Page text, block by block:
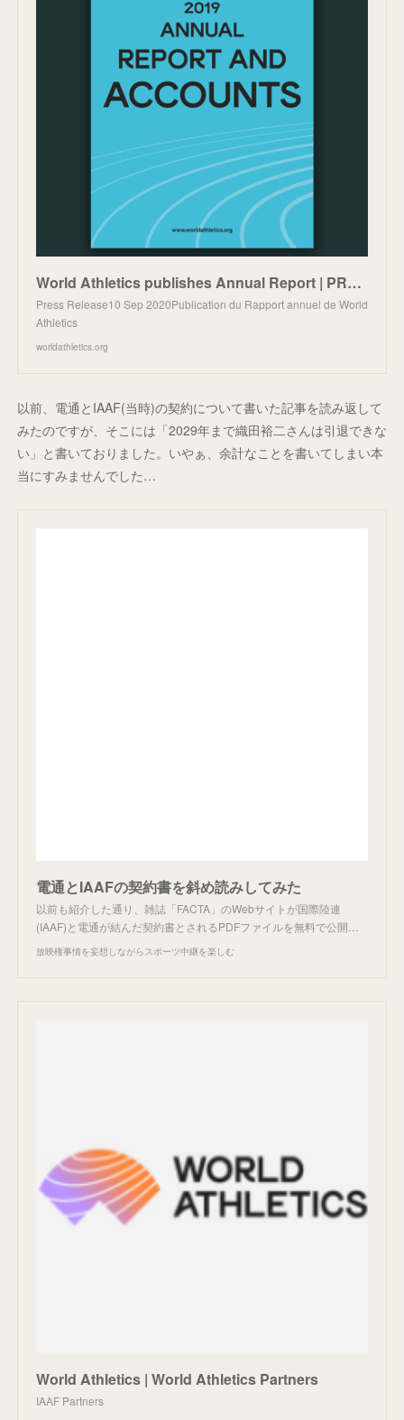
World Athletics publishes Annual Report | PRESS-RELEASE | World Athletics
Press Release10 Sep 2020Publication du Rapport annuel de World
Athletics
worldathletics.org
以前、電通とIAAF(当時)の契約について書いた記事を読み返して
みたのですが、そこには「2029年まで織田裕二さんは引退できな
い」と書いておりました。いやぁ、余計なことを書いてしまい本
当にすみませんでした…
電通とIAAFの契約書を斜め読みしてみた
以前も紹介した通り、雑誌「FACTA」のWebサイトが国際陸連
(IAAF)と電通が結んだ契約書とされるPDFファイルを無料で公開…
放映権事情を妄想しながらスポーツ中継を楽しむ
World Athletics | World Athletics Partners
IAAF Partners